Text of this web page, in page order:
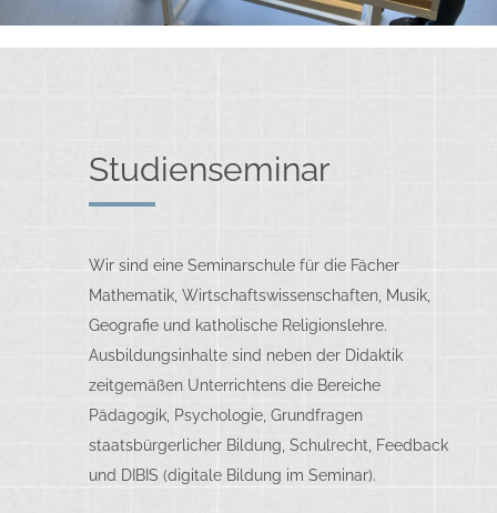
Studienseminar
Wir sind eine Seminarschule für die Fächer
Mathematik, Wirtschaftswissenschaften, Musik,
Geografie und katholische Religionslehre.
Ausbildungsinhalte sind neben der Didaktik
zeitgemäßen Unterrichtens die Bereiche
Pädagogik, Psychologie, Grundfragen
staatsbürgerlicher Bildung, Schulrecht, Feedback
und DIBIS (digitale Bildung im Seminar).